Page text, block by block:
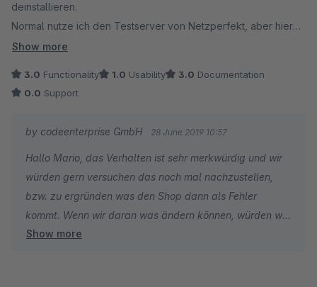
deinstallieren.
Normal nutze ich den Testserver von Netzperfekt, aber hier
war ich leichtsinnig und habe gleich meinen Shop genommen.
geschwitzt und schon gesehen, wie mein Wochenendgeschäft
den Bach runtergeht bis das repariert ist... Zum Glück lief er
Dann habe ich das nochmal spaßeshalber auf dem Testserver
wiederholt (identische Shopkopie von heute Morgen),
gleiches Ergebnis, nur mit dem Unterschied dass dieser tot
blieb!
Ich musste den ganzen Testserver löschen und neu kopieren,
dank Netzperfekt kein Problem.
Show more
3.0 Functionality 1.0 Usability 3.0 Documentation
0.0 Support
by codeenterprise GmbH 28 June 2019 10:57
Hallo Mario, das Verhalten ist sehr merkwürdig und wir
würden gern versuchen das noch mal nachzustellen,
bzw. zu ergründen was den Shop dann als Fehler
kommt. Wenn wir daran was ändern können, würden wir
das gern tun. Schreib uns bitte ein Ticket, wir finden
Show more